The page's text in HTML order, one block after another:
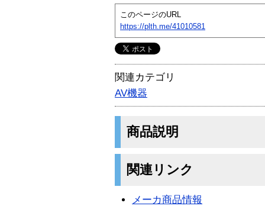
このページのURL
https://plth.me/41010581
関連カテゴリ
AV機器
商品説明
関連リンク
メーカ商品情報